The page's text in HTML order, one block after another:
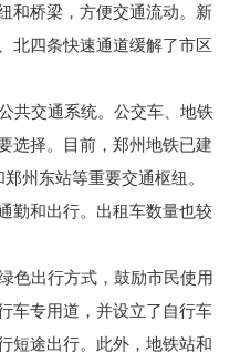
和桥梁，方便交通流动。新
北四条快速通道缓解了市区
共交通系统。公交车、地铁
选择。目前，郑州地铁已建
州东站等重要交通枢纽。
勤和出行。出租车数量也较
色出行方式，鼓励市民使用
车专用道，并设立了自行车
短途出行。此外，地铁站和